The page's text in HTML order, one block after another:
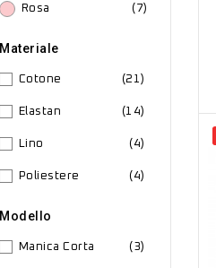
Rosa (7)
Materiale
Cotone (21)
Elastan (14)
Lino (4)
Poliestere (4)
Modello
Manica Corta (3)